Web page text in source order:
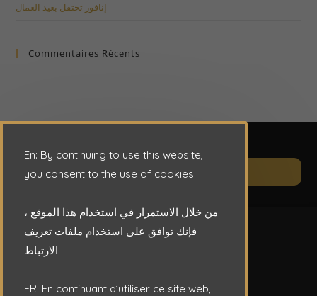
إنافور تحتفل بعيد العمال
Commentaires Récents
CONTACT
in
En: By continuing to use this website,
you consent to the use of cookies.
من خلال الاستمرار في استخدام هذا الموقع ،
فإنك توافق على استخدام ملفات تعريف
الارتباط.
FR: En continuant d’utiliser ce site web,